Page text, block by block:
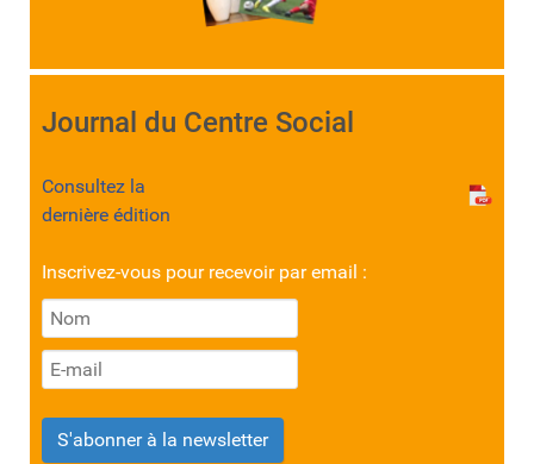
Journal du Centre Social
Consultez la
dernière édition
Inscrivez-vous pour recevoir par email :
S'abonner à la newsletter